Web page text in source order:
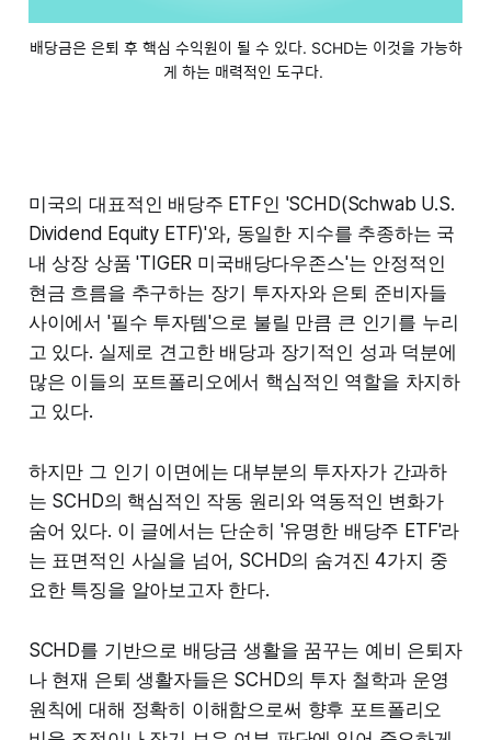
배당금은 은퇴 후 핵심 수익원이 될 수 있다. SCHD는 이것을 가능하
게 하는 매력적인 도구다.
미국의 대표적인 배당주 ETF인 'SCHD(Schwab U.S.
Dividend Equity ETF)'와, 동일한 지수를 추종하는 국
내 상장 상품 'TIGER 미국배당다우존스'는 안정적인
현금 흐름을 추구하는 장기 투자자와 은퇴 준비자들
사이에서 '필수 투자템'으로 불릴 만큼 큰 인기를 누리
고 있다. 실제로 견고한 배당과 장기적인 성과 덕분에
많은 이들의 포트폴리오에서 핵심적인 역할을 차지하
고 있다.
하지만 그 인기 이면에는 대부분의 투자자가 간과하
는 SCHD의 핵심적인 작동 원리와 역동적인 변화가
숨어 있다. 이 글에서는 단순히 '유명한 배당주 ETF'라
는 표면적인 사실을 넘어, SCHD의 숨겨진 4가지 중
요한 특징을 알아보고자 한다.
SCHD를 기반으로 배당금 생활을 꿈꾸는 예비 은퇴자
나 현재 은퇴 생활자들은 SCHD의 투자 철학과 운영
원칙에 대해 정확히 이해함으로써 향후 포트폴리오